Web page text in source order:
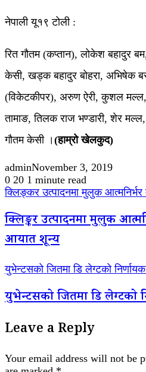
नेपाली यू१९ टोली :
रित गौतम (कप्तान), लोकेश बहादुर
केसी, खड्क बहादुर बोहरा, अभिषेक
(विकेटकीपर), अरुण ऐरी, कुशल मल्ल,
तामाङ, तिलक राज भण्डारी, शेर
गौतम केसी । (हाम्रो खेलकुद)
adminNovember 3, 2019
0 20 1 minute read
क्लिङ्कर उत्पादनमा मुलुक
क्लिङ्कर उत्पादनमा मुलुक
आयात शून्य
युभेन्टसको जितमा डि लेग्टको
युभेन्टसको जितमा डि लेग्टको
Leave a Reply
Your email address will not be